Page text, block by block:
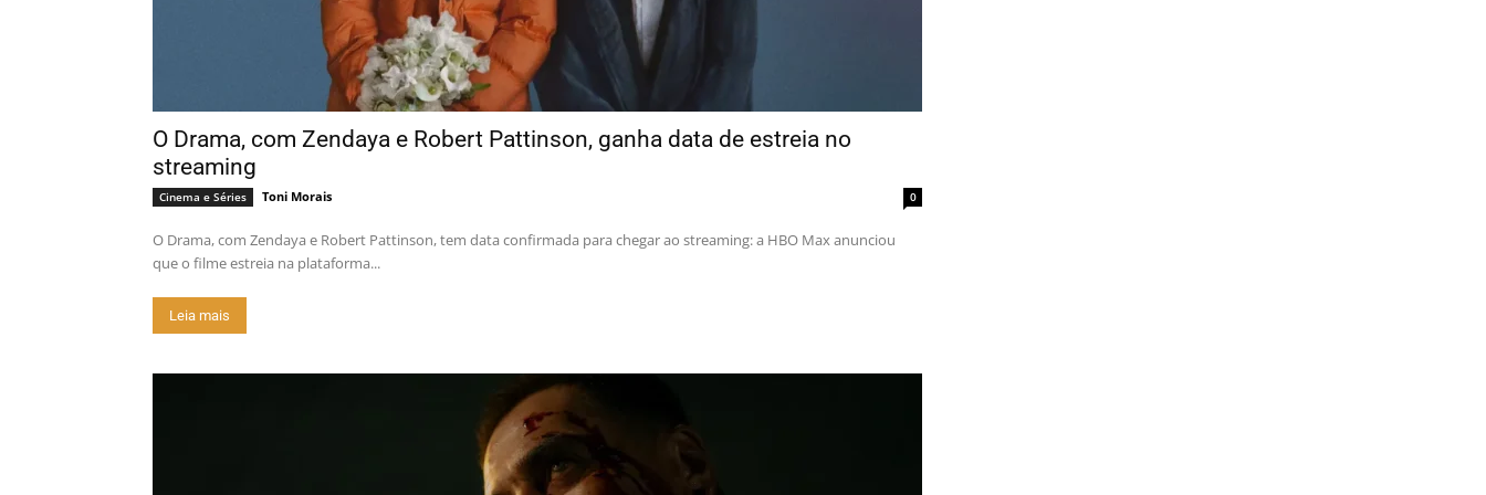
O Drama, com Zendaya e Robert Pattinson, ganha data de estreia no
streaming
Cinema e Séries Toni Morais 0
O Drama, com Zendaya e Robert Pattinson, tem data confirmada para chegar ao streaming: a HBO Max anunciou
que o filme estreia na plataforma...
Leia mais